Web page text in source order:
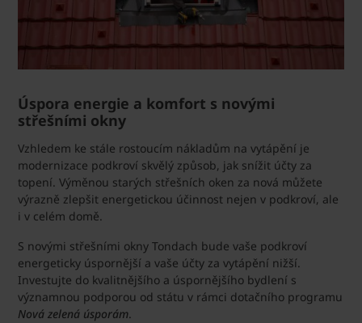
Úspora energie a komfort s novými
střešními okny
Vzhledem ke stále rostoucím nákladům na vytápění je
modernizace podkroví skvělý způsob, jak snížit účty za
topení. Výměnou starých střešních oken za nová můžete
výrazně zlepšit energetickou účinnost nejen v podkroví, ale
i v celém domě.
S novými střešními okny Tondach bude vaše podkroví
energeticky úspornější a vaše účty za vytápění nižší.
Investujte do kvalitnějšího a úspornějšího bydlení s
významnou podporou od státu v rámci dotačního programu
Nová zelená úsporám.